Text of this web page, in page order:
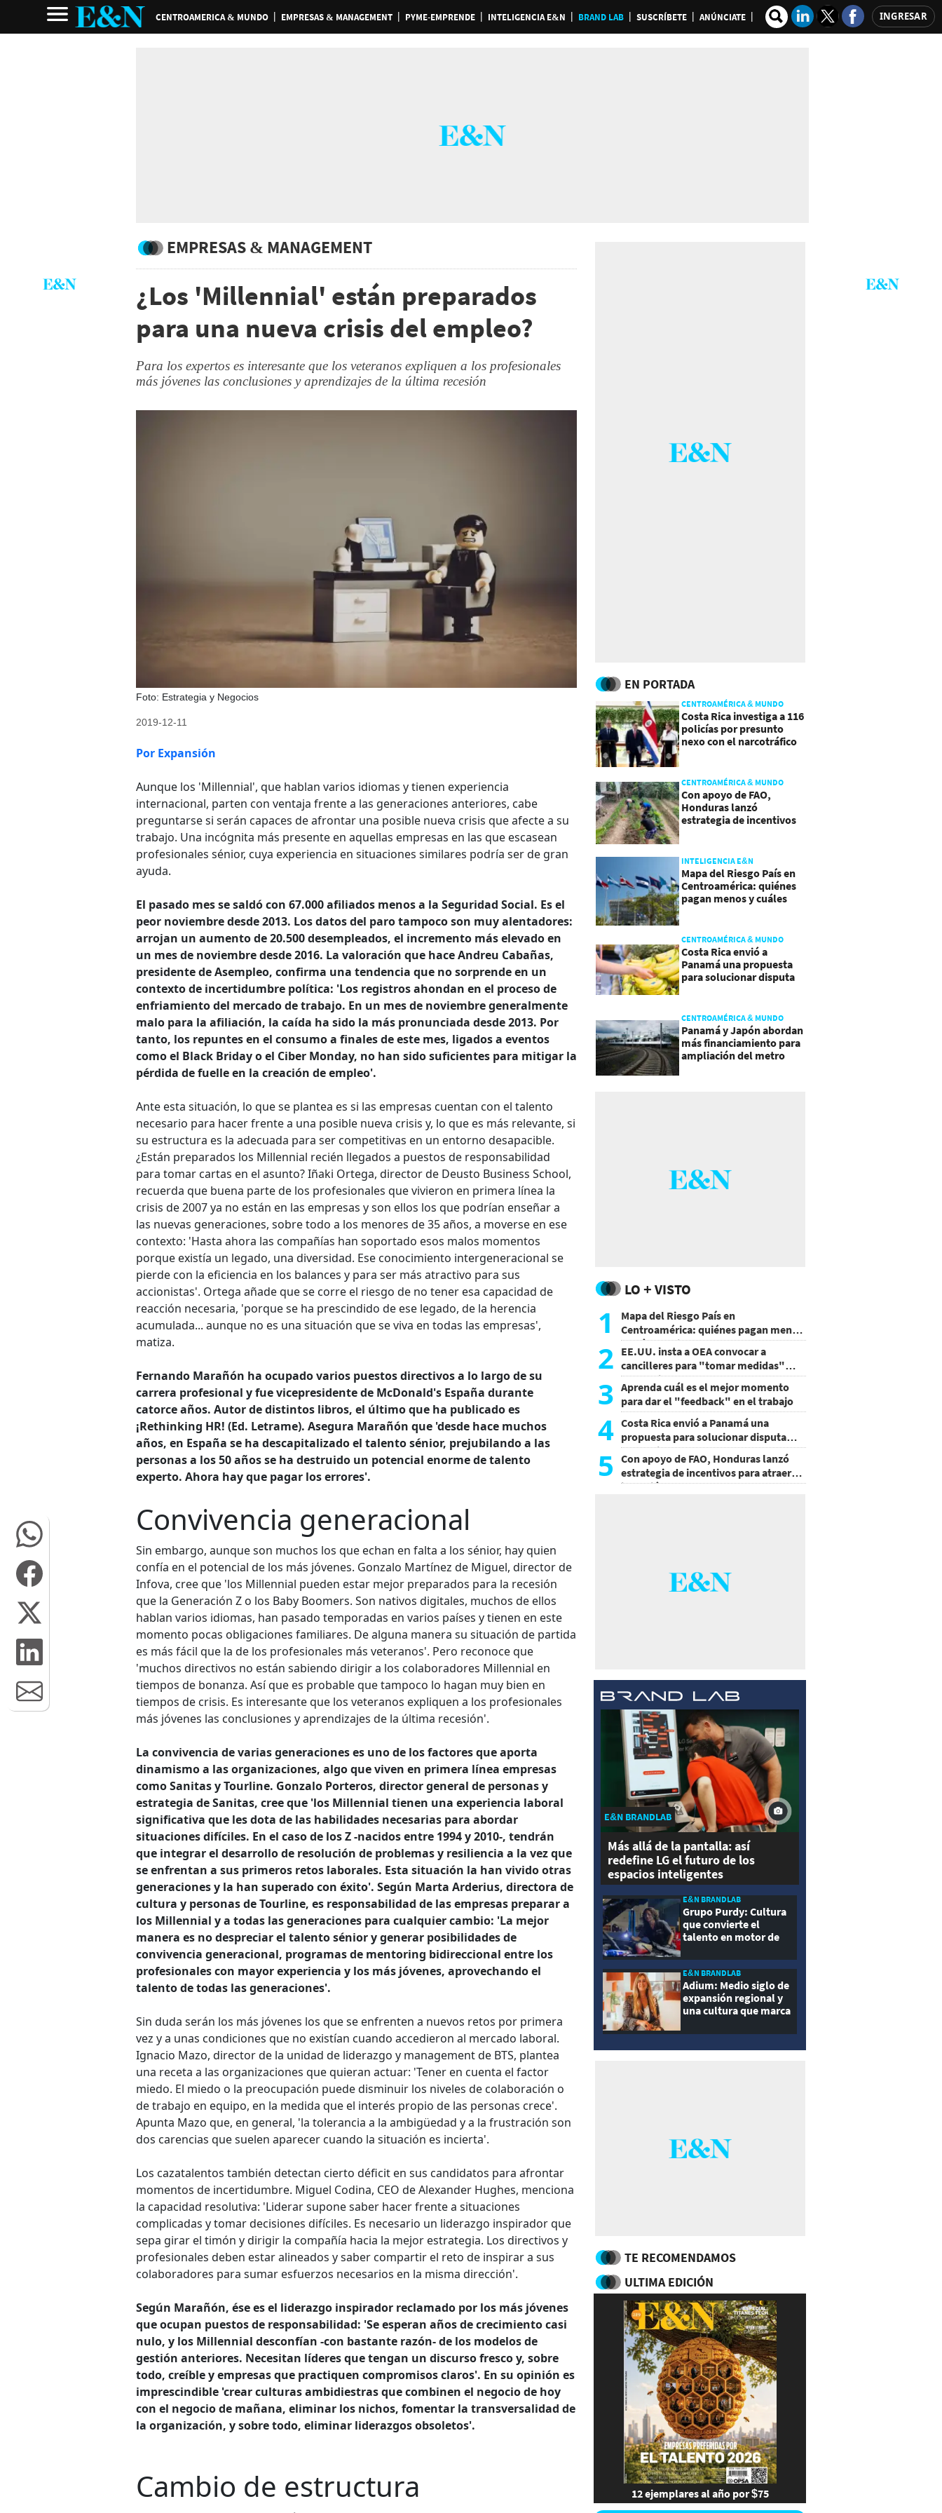
CENTROAMERICA & MUNDO EMPRESAS & MANAGEMENT PYME-EMPRENDE INTELIGENCIA E&N BRAND LAB SUSCRÍBETE ANÚNCIATE INGRESAR
EMPRESAS & MANAGEMENT
¿Los 'Millennial' están preparados
para una nueva crisis del empleo?
Para los expertos es interesante que los veteranos expliquen a los profesionales
más jóvenes las conclusiones y aprendizajes de la última recesión
Foto: Estrategia y Negocios
2019-12-11
Por Expansión
Aunque los 'Millennial', que hablan varios idiomas y tienen experiencia
internacional, parten con ventaja frente a las generaciones anteriores, cabe
preguntarse si serán capaces de afrontar una posible nueva crisis que afecte a su
trabajo. Una incógnita más presente en aquellas empresas en las que escasean
profesionales sénior, cuya experiencia en situaciones similares podría ser de gran
ayuda.
El pasado mes se saldó con 67.000 afiliados menos a la Seguridad Social. Es el
peor noviembre desde 2013. Los datos del paro tampoco son muy alentadores:
arrojan un aumento de 20.500 desempleados, el incremento más elevado en
un mes de noviembre desde 2016. La valoración que hace Andreu Cabañas,
presidente de Asempleo, confirma una tendencia que no sorprende en un
contexto de incertidumbre política: 'Los registros ahondan en el proceso de
enfriamiento del mercado de trabajo. En un mes de noviembre generalmente
malo para la afiliación, la caída ha sido la más pronunciada desde 2013. Por
tanto, los repuntes en el consumo a finales de este mes, ligados a eventos
como el Black Briday o el Ciber Monday, no han sido suficientes para mitigar la
pérdida de fuelle en la creación de empleo'.
Ante esta situación, lo que se plantea es si las empresas cuentan con el talento
necesario para hacer frente a una posible nueva crisis y, lo que es más relevante, si
su estructura es la adecuada para ser competitivas en un entorno desapacible.
¿Están preparados los Millennial recién llegados a puestos de responsabilidad
para tomar cartas en el asunto? Iñaki Ortega, director de Deusto Business School,
recuerda que buena parte de los profesionales que vivieron en primera línea la
crisis de 2007 ya no están en las empresas y son ellos los que podrían enseñar a
las nuevas generaciones, sobre todo a los menores de 35 años, a moverse en ese
contexto: 'Hasta ahora las compañías han soportado esos malos momentos
porque existía un legado, una diversidad. Ese conocimiento intergeneracional se
pierde con la eficiencia en los balances y para ser más atractivo para sus
accionistas'. Ortega añade que se corre el riesgo de no tener esa capacidad de
reacción necesaria, 'porque se ha prescindido de ese legado, de la herencia
acumulada... aunque no es una situación que se viva en todas las empresas',
matiza.
Fernando Marañón ha ocupado varios puestos directivos a lo largo de su
carrera profesional y fue vicepresidente de McDonald's España durante
catorce años. Autor de distintos libros, el último que ha publicado es
¡Rethinking HR! (Ed. Letrame). Asegura Marañón que 'desde hace muchos
años, en España se ha descapitalizado el talento sénior, prejubilando a las
personas a los 50 años se ha destruido un potencial enorme de talento
experto. Ahora hay que pagar los errores'.
Convivencia generacional
Sin embargo, aunque son muchos los que echan en falta a los sénior, hay quien
confía en el potencial de los más jóvenes. Gonzalo Martínez de Miguel, director de
Infova, cree que 'los Millennial pueden estar mejor preparados para la recesión
que la Generación Z o los Baby Boomers. Son nativos digitales, muchos de ellos
hablan varios idiomas, han pasado temporadas en varios países y tienen en este
momento pocas obligaciones familiares. De alguna manera su situación de partida
es más fácil que la de los profesionales más veteranos'. Pero reconoce que
'muchos directivos no están sabiendo dirigir a los colaboradores Millennial en
tiempos de bonanza. Así que es probable que tampoco lo hagan muy bien en
tiempos de crisis. Es interesante que los veteranos expliquen a los profesionales
más jóvenes las conclusiones y aprendizajes de la última recesión'.
La convivencia de varias generaciones es uno de los factores que aporta
dinamismo a las organizaciones, algo que viven en primera línea empresas
como Sanitas y Tourline. Gonzalo Porteros, director general de personas y
estrategia de Sanitas, cree que 'los Millennial tienen una experiencia laboral
significativa que les dota de las habilidades necesarias para abordar
situaciones difíciles. En el caso de los Z -nacidos entre 1994 y 2010-, tendrán
que integrar el desarrollo de resolución de problemas y resiliencia a la vez que
se enfrentan a sus primeros retos laborales. Esta situación la han vivido otras
generaciones y la han superado con éxito'. Según Marta Arderius, directora de
cultura y personas de Tourline, es responsabilidad de las empresas preparar a
los Millennial y a todas las generaciones para cualquier cambio: 'La mejor
manera es no despreciar el talento sénior y generar posibilidades de
convivencia generacional, programas de mentoring bidireccional entre los
profesionales con mayor experiencia y los más jóvenes, aprovechando el
talento de todas las generaciones'.
Sin duda serán los más jóvenes los que se enfrenten a nuevos retos por primera
vez y a unas condiciones que no existían cuando accedieron al mercado laboral.
Ignacio Mazo, director de la unidad de liderazgo y management de BTS, plantea
una receta a las organizaciones que quieran actuar: 'Tener en cuenta el factor
miedo. El miedo o la preocupación puede disminuir los niveles de colaboración o
de trabajo en equipo, en la medida que el interés propio de las personas crece'.
Apunta Mazo que, en general, 'la tolerancia a la ambigüedad y a la frustración son
dos carencias que suelen aparecer cuando la situación es incierta'.
Los cazatalentos también detectan cierto déficit en sus candidatos para afrontar
momentos de incertidumbre. Miguel Codina, CEO de Alexander Hughes, menciona
la capacidad resolutiva: 'Liderar supone saber hacer frente a situaciones
complicadas y tomar decisiones difíciles. Es necesario un liderazgo inspirador que
sepa girar el timón y dirigir la compañía hacia la mejor estrategia. Los directivos y
profesionales deben estar alineados y saber compartir el reto de inspirar a sus
colaboradores para sumar esfuerzos necesarios en la misma dirección'.
Según Marañón, ése es el liderazgo inspirador reclamado por los más jóvenes
que ocupan puestos de responsabilidad: 'Se esperan años de crecimiento casi
nulo, y los Millennial desconfían -con bastante razón- de los modelos de
gestión anteriores. Necesitan líderes que tengan un discurso fresco y, sobre
todo, creíble y empresas que practiquen compromisos claros'. En su opinión es
imprescindible 'crear culturas ambidiestras que combinen el negocio de hoy
con el negocio de mañana, eliminar los nichos, fomentar la transversalidad de
la organización, y sobre todo, eliminar liderazgos obsoletos'.
Cambio de estructura
EN PORTADA
CENTROAMÉRICA & MUNDO
Costa Rica investiga a 116
policías por presunto
nexo con el narcotráfico
CENTROAMÉRICA & MUNDO
Con apoyo de FAO,
Honduras lanzó
estrategia de incentivos
INTELIGENCIA E&N
Mapa del Riesgo País en
Centroamérica: quiénes
pagan menos y cuáles
CENTROAMÉRICA & MUNDO
Costa Rica envió a
Panamá una propuesta
para solucionar disputa
CENTROAMÉRICA & MUNDO
Panamá y Japón abordan
más financiamiento para
ampliación del metro
LO + VISTO
1
Mapa del Riesgo País en
Centroamérica: quiénes pagan menos
y cuáles mejoraron
2 EE.UU. insta a OEA convocar a
cancilleres para "tomar medidas"
sobre Nicaragua
3 Aprenda cuál es el mejor momento
para dar el "feedback" en el trabajo
4 Costa Rica envió a Panamá una
propuesta para solucionar disputa
comercial
5
Con apoyo de FAO, Honduras lanzó
estrategia de incentivos para atraer
inversión al agro
E&N BRANDLAB
Más allá de la pantalla: así
redefine LG el futuro de los
espacios inteligentes
E&N BRANDLAB
Grupo Purdy: Cultura
que convierte el
talento en motor de
E&N BRANDLAB
Adium: Medio siglo de
expansión regional y
una cultura que marca
TE RECOMENDAMOS
ULTIMA EDICIÓN
12 ejemplares al año por $75